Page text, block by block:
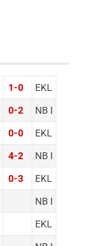
1-0 EKL
0-2 NB I
0-0 EKL
4-2 NB I
0-3 EKL
NB I
EKL